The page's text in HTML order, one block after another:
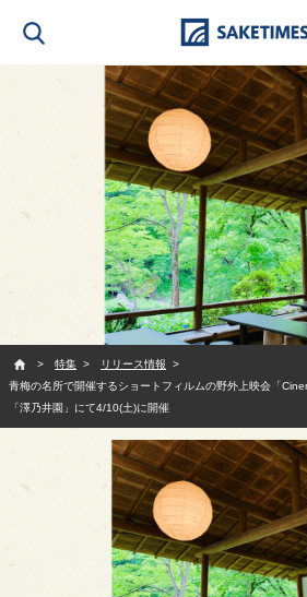
特集
リリース情報
青梅の名所で開催するショートフィルムの野外上映会「
「澤乃井園」にて4/10(土)に開催